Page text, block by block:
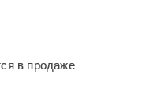
в продаже